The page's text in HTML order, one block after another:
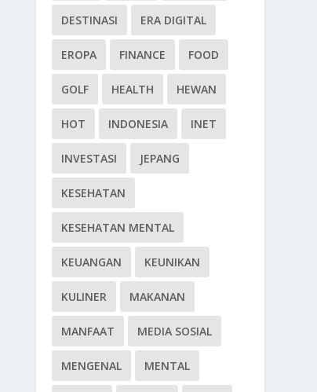
DESTINASI ERA DIGITAL
EROPA FINANCE FOOD
GOLF HEALTH HEWAN
HOT INDONESIA INET
INVESTASI JEPANG
KESEHATAN
KESEHATAN MENTAL
KEUANGAN KEUNIKAN
KULINER MAKANAN
MANFAAT MEDIA SOSIAL
MENGENAL MENTAL